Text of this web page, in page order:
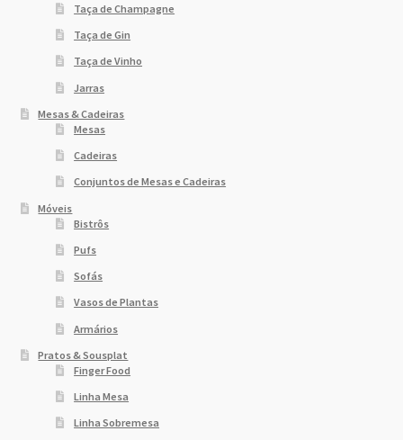
Taça de Champagne
Taça de Gin
Taça de Vinho
Jarras
Mesas & Cadeiras
Mesas
Cadeiras
Conjuntos de Mesas e Cadeiras
Móveis
Bistrôs
Pufs
Sofás
Vasos de Plantas
Armários
Pratos & Sousplat
Finger Food
Linha Mesa
Linha Sobremesa